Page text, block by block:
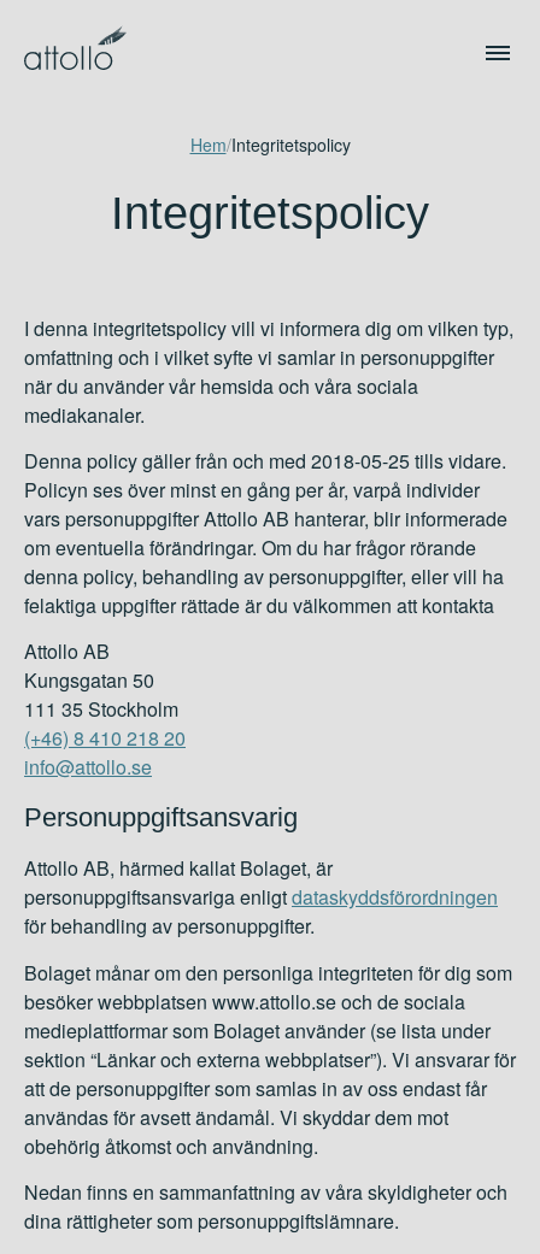
Hem/Integritetspolicy
Integritetspolicy
I denna integritetspolicy vill vi informera dig om vilken typ,
omfattning och i vilket syfte vi samlar in personuppgifter
när du använder vår hemsida och våra sociala
mediakanaler.
Denna policy gäller från och med 2018-05-25 tills vidare.
Policyn ses över minst en gång per år, varpå individer
vars personuppgifter Attollo AB hanterar, blir informerade
om eventuella förändringar. Om du har frågor rörande
denna policy, behandling av personuppgifter, eller vill ha
felaktiga uppgifter rättade är du välkommen att kontakta
Attollo AB
Kungsgatan 50
111 35 Stockholm
(+46) 8 410 218 20
info@attollo.se
Personuppgiftsansvarig
Attollo AB, härmed kallat Bolaget, är
personuppgiftsansvariga enligtdataskyddsförordningen
för behandling av personuppgifter.
Bolaget månar om den personliga integriteten för dig som
besöker webbplatsen www.attollo.se och de sociala
medieplattformar som Bolaget använder (se lista under
sektion “Länkar och externa webbplatser”). Vi ansvarar för
att de personuppgifter som samlas in av oss endast får
användas för avsett ändamål. Vi skyddar dem mot
obehörig åtkomst och användning.
Nedan finns en sammanfattning av våra skyldigheter och
dina rättigheter som personuppgiftslämnare.